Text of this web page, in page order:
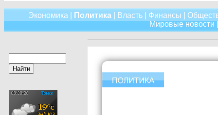
Экономика Политика| Власть| Финансы
Мировые новости